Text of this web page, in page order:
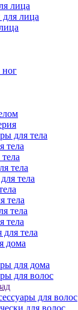
лица
для лица
ног
для тела
тела
тела
тела
тела
тела
тела
тела
дома
для дома
для волос
для волос
для волос